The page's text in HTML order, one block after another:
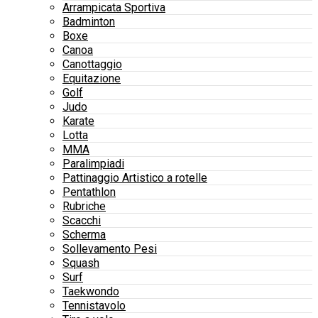
Arrampicata Sportiva
Badminton
Boxe
Canoa
Canottaggio
Equitazione
Golf
Judo
Karate
Lotta
MMA
Paralimpiadi
Pattinaggio Artistico a rotelle
Pentathlon
Rubriche
Scacchi
Scherma
Sollevamento Pesi
Squash
Surf
Taekwondo
Tennistavolo